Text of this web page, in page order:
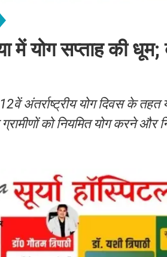
में योग सप्ताह की
अंतर्राष्ट्रीय योग दिवस के
को नियमित योग करने और